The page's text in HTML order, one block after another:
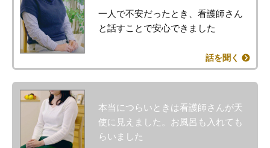
一人で不安だったとき、 看護師さん
と話すことで安心できました
話を聞く
本当につらいときは看護師さんが天
使に見えました。
お風呂も入れても
らいました